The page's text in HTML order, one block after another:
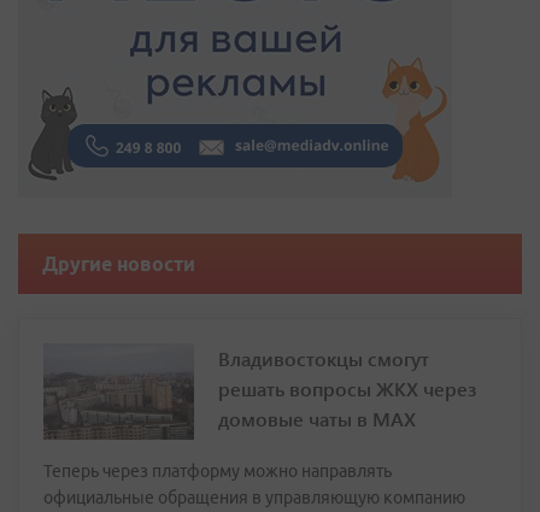
Другие новости
Владивостокцы смогут
решать вопросы ЖКХ через
домовые чаты в МАХ
Теперь через платформу можно направлять
официальные обращения в управляющую компанию